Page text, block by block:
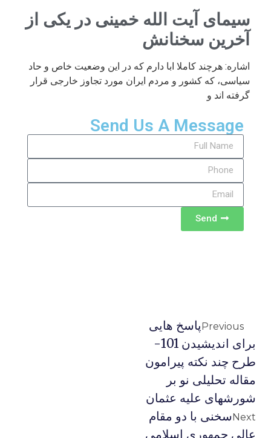
سیمای آیت الله خمینی در یکی از
آخرین سخنانش
اشاره: هرچند کاملا ابا دارم که در این وضعیت خاص و حاد
سیاسی، که کشور و مردم ایران مورد تجاوز خارجی قرار
گرفته اند و
Send Us A Message
Send
Previousپاسخ هایی
برای اندیشیدن 101-
طرح چند نکته پیرامون
مقاله تحلیلی نو بر
شورشهای علیه عثمان
Nextسخنی با دو مقام
عالی جمهوری اسلامی